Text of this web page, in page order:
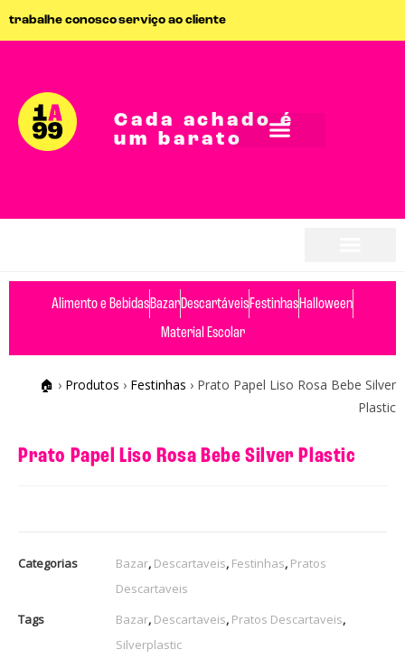
trabalhe conoscoserviço ao cliente
Cada achado é
um barato
Alimento e BebidasBazarDescartáveisFestinhasHalloween
Material Escolar
🏠 › Produtos › Festinhas › Prato Papel Liso Rosa Bebe Silver
Plastic
Prato Papel Liso Rosa Bebe Silver Plastic
Categorias Bazar, Descartaveis, Festinhas, Pratos
Descartaveis
Tags
Bazar, Descartaveis, Pratos Descartaveis,
Silverplastic